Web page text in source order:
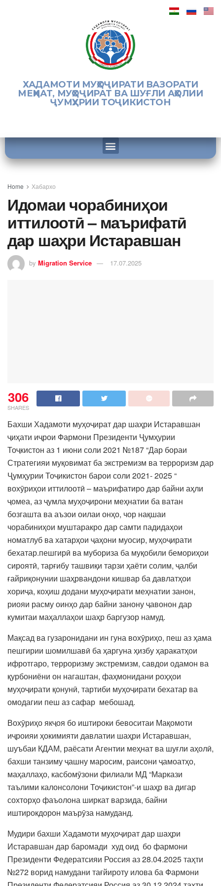
ХАДАМОТИ МУҲОҶИРАТИ ВАЗОРАТИ
МЕҲНАТ, МУҲОҶИРАТ ВА ШУҒЛИ АҲОЛИИ
ҶУМҲУРИИ ТОҶИКИСТОН
Home Хабархо
Идомаи чорабиниҳои
иттилоотӣ – маърифатӣ
дар шаҳри Истаравшан
by Migration Service 17.07.2025
306
SHARES
Бахши Хадамоти муҳоҷират дар шаҳри Истаравшан
ҷиҳати иҷрои Фармони Президенти Ҷумҳурии
Тоҷкистон аз 1 июни соли 2021 №187 “Дар бораи
Стратегияи муқовимат ба экстремизм ва терроризм дар
Ҷумҳурии Тоҷикистон барои соли 2021- 2025 “
вохӯриҳои иттилоотӣ – маърифатиро дар байни аҳли
ҷомеа, аз ҷумла муҳоҷирони меҳнатии ба ватан
бозгашта ва аъзои оилаи онҳо, чор нақшаи
чорабиниҳои муштаракро дар самти падидаҳои
номатлуб ва хатарҳои ҷаҳони муосир, муҳоҷирати
бехатар.пешгирӣ ва мубориза ба муқобили бемориҳои
сироятӣ, тарғибу ташвиқи тарзи ҳаёти солим, ҷалби
ғайриқонунии шаҳрвандони кишвар ба давлатҳои
хориҷа, коҳиш додани муҳоҷирати меҳнатии занон,
риояи расму оинҳо дар байни занону ҷавонон дар
кумитаи маҳаллаҳои шаҳр баргузор намуд.
Мақсад ва гузаронидани ин гуна вохӯриҳо, пеш аз ҳама
пешгирии шомилшавӣ ба ҳаргуна ҳизбу ҳаракатҳои
ифротгаро, терроризму экстремизм, савдои одамон ва
қурбониёни он нагаштан, фаҳмонидани роҳҳои
муҳоҷирати қонунӣ, тартиби муҳоҷирати бехатар ва
омодагии пеш аз сафар мебошад.
Вохӯриҳо якҷоя бо иштироки бевоситаи Мақомоти
иҷроияи ҳокимияти давлатии шаҳри Истаравшан,
шуъбаи КДАМ, раёсати Агентии меҳнат ва шуғли аҳолӣ,
бахши танзиму ҷашну маросим, раисони ҷамоатҳо,
маҳаллаҳо, касбомӯзони филиали МД “Маркази
таълими калонсолони Тоҷикистон”-и шаҳр ва дигар
сохторҳо фаъолона ширкат варзида, байни
иштирокдорон маърӯза намуданд.
Мудири бахши Хадамоти муҳоҷират дар шаҳри
Истаравшан дар баромади худ оид бо фармони
Президенти Федератсияи Россия аз 28.04.2025 таҳти
№272 ворид намудани тағйироту илова ба Фармони